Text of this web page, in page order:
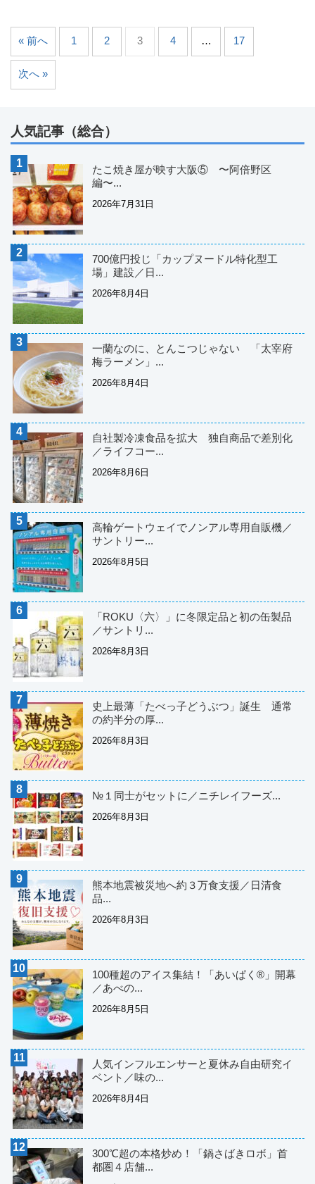
« 前へ 1 2 3 4 … 17
次へ »
人気記事（総合）
たこ焼き屋が映す大阪⑤ 〜阿倍野区
編〜...
2026年7月31日
700億円投じ「カップヌードル特化型工
場」建設／日...
2026年8月4日
一蘭なのに、とんこつじゃない 「太宰府
梅ラーメン」...
2026年8月4日
自社製冷凍食品を拡大 独自商品で差別化
／ライフコー...
2026年8月6日
高輪ゲートウェイでノンアル専用自販機／
サントリー...
2026年8月5日
「ROKU〈六〉」に冬限定品と初の缶製品
／サントリ...
2026年8月3日
史上最薄「たべっ子どうぶつ」誕生 通常
の約半分の厚...
2026年8月3日
№１同士がセットに／ニチレイフーズ...
2026年8月3日
熊本地震被災地へ約３万食支援／日清食
品...
2026年8月3日
100種超のアイス集結！「あいぱく®」開幕
／あべの...
2026年8月5日
人気インフルエンサーと夏休み自由研究イ
ベント／味の...
2026年8月4日
300℃超の本格炒め！「鍋さばきロボ」首
都圏４店舗...